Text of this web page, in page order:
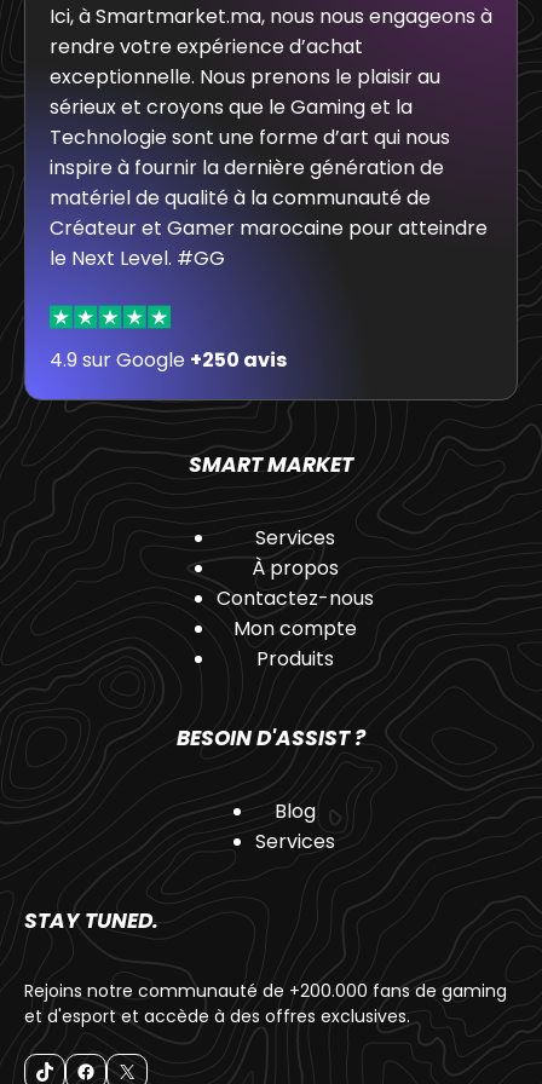
Ici, à Smartmarket.ma, nous nous engageons à
rendre votre expérience d’achat
exceptionnelle. Nous prenons le plaisir au
sérieux et croyons que le Gaming et la
Technologie sont une forme d’art qui nous
inspire à fournir la dernière génération de
matériel de qualité à la communauté de
Créateur et Gamer marocaine pour atteindre
le Next Level. #GG
4.9 sur Google +250 avis
SMART MARKET
Services
À propos
Contactez-nous
Mon compte
Produits
BESOIN D'ASSIST ?
Blog
Services
STAY TUNED.
Rejoins notre communauté de +200.000 fans de gaming
et d'esport et accède à des offres exclusives.